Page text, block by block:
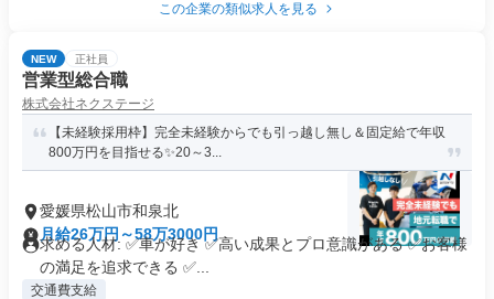
この企業の類似求人を見る
NEW 正社員
営業型総合職
株式会社ネクステージ
【未経験採用枠】完全未経験からでも引っ越し無し＆固定給で年収
800万円を目指せる✨20～3...
愛媛県松山市和泉北
月給26万円～58万3000円
求める人材: ✅車が好き ✅高い成果とプロ意識がある ✅お客様
の満足を追求できる ✅...
交通費支給